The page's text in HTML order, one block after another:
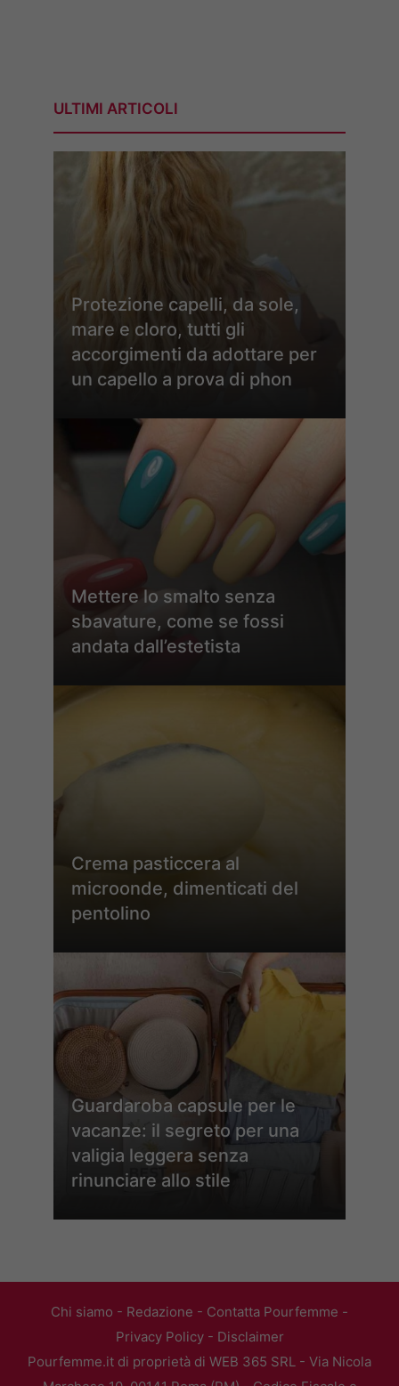
ULTIMI ARTICOLI
Protezione capelli, da sole,
mare e cloro, tutti gli
accorgimenti da adottare per
un capello a prova di phon
Mettere lo smalto senza
sbavature, come se fossi
andata dall’estetista
Crema pasticcera al
microonde, dimenticati del
pentolino
Guardaroba capsule per le
vacanze: il segreto per una
valigia leggera senza
rinunciare allo stile
Chi siamo - Redazione - Contatta Pourfemme -
Privacy Policy- Disclaimer
Pourfemme.it di proprietà di WEB 365 SRL - Via Nicola